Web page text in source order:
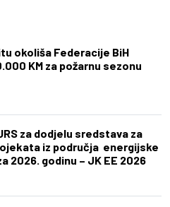
okoliša Federacije BiH
KM za požarnu sezonu
za dodjelu sredstava za
iz područja energijske
2026. godinu – JK EE 2026